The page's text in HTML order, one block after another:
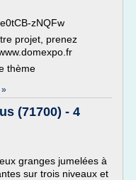
zNQFw
projet, prenez
thème
»
(71700) - 4
granges jumelées à
sur trois niveaux et